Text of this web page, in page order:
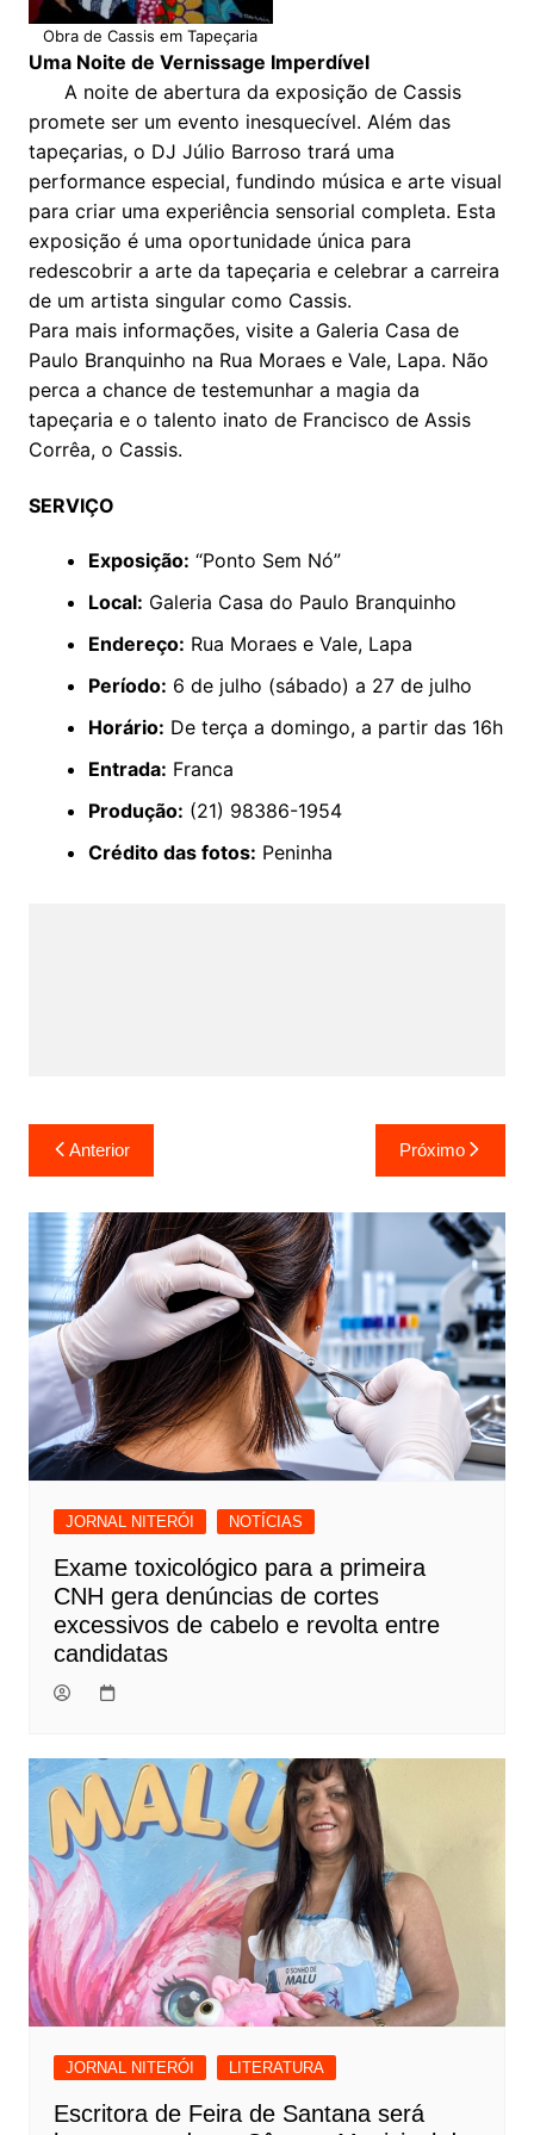
Obra de Cassis em Tapeçaria
Uma Noite de Vernissage Imperdível
A noite de abertura da exposição de Cassis
promete ser um evento inesquecível. Além das
tapeçarias, o DJ Júlio Barroso trará uma
performance especial, fundindo música e arte visual
para criar uma experiência sensorial completa. Esta
exposição é uma oportunidade única para
redescobrir a arte da tapeçaria e celebrar a carreira
de um artista singular como Cassis.
Para mais informações, visite a Galeria Casa de
Paulo Branquinho na Rua Moraes e Vale, Lapa. Não
perca a chance de testemunhar a magia da
tapeçaria e o talento inato de Francisco de Assis
Corrêa, o Cassis.
SERVIÇO
Exposição: “Ponto Sem Nó”
Local: Galeria Casa do Paulo Branquinho
Endereço: Rua Moraes e Vale, Lapa
Período: 6 de julho (sábado) a 27 de julho
Horário: De terça a domingo, a partir das 16h
Entrada: Franca
Produção: (21) 98386-1954
Crédito das fotos: Peninha
Navegação
de
Post
Anterior Próximo
JORNAL NITERÓI NOTÍCIAS
Exame toxicológico para a primeira
CNH gera denúncias de cortes
excessivos de cabelo e revolta entre
candidatas
JORNAL NITERÓI LITERATURA
Escritora de Feira de Santana será